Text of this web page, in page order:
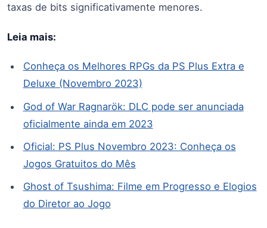
taxas de bits significativamente menores.
Leia mais:
Conheça os Melhores RPGs da PS Plus Extra e
Deluxe (Novembro 2023)
God of War Ragnarök: DLC pode ser anunciada
oficialmente ainda em 2023
Oficial: PS Plus Novembro 2023: Conheça os
Jogos Gratuitos do Mês
Ghost of Tsushima: Filme em Progresso e Elogios
do Diretor ao Jogo